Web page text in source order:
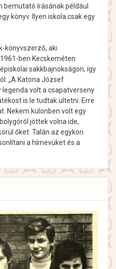
bemutató írásának például
könyv. Ilyen iskola csak egy
könyvszerző, aki
ben Kecskeméten
sakkbajnokságon, így
„A Katona József
volt a csapatverseny
is le tudtak ültetni. Erre
Nekem különben volt egy
jöttek volna ide,
őket. Talán az egykori
a hírnevüket és a